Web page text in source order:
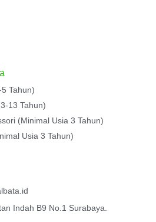
Tahun)
13 Tahun)
(Minimal Usia 3 Tahun)
Usia 3 Tahun)
Indah B9 No.1 Surabaya.